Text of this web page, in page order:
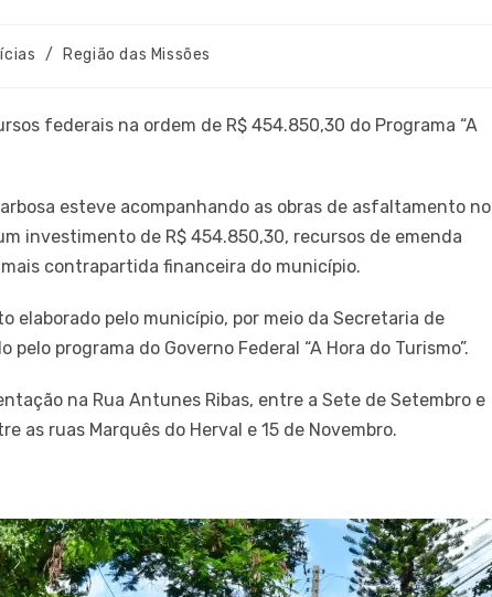
/ Região das Missões
federais na ordem de R$ 454.850,30 do Programa “A
esteve acompanhando as obras de asfaltamento no
investimento de R$ 454.850,30, recursos de emenda
contrapartida financeira do município.
pelo município, por meio da Secretaria de
programa do Governo Federal “A Hora do Turismo”.
na Rua Antunes Ribas, entre a Sete de Setembro e
as ruas Marquês do Herval e 15 de Novembro.